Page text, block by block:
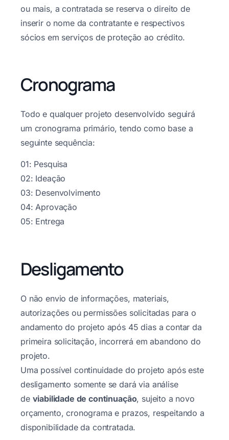
ou mais, a contratada se reserva o direito de
inserir o nome da contratante e respectivos
sócios em serviços de proteção ao crédito.
Cronograma
Todo e qualquer projeto desenvolvido seguirá
um cronograma primário, tendo como base a
seguinte sequência:
01: Pesquisa
02: Ideação
03: Desenvolvimento
04: Aprovação
05: Entrega
Desligamento
O não envio de informações, materiais,
autorizações ou permissões solicitadas para o
andamento do projeto após 45 dias a contar da
primeira solicitação, incorrerá em abandono do
projeto.
Uma possível continuidade do projeto após este
desligamento somente se dará via análise
de viabilidade de continuação, sujeito a novo
orçamento, cronograma e prazos, respeitando a
disponibilidade da contratada.